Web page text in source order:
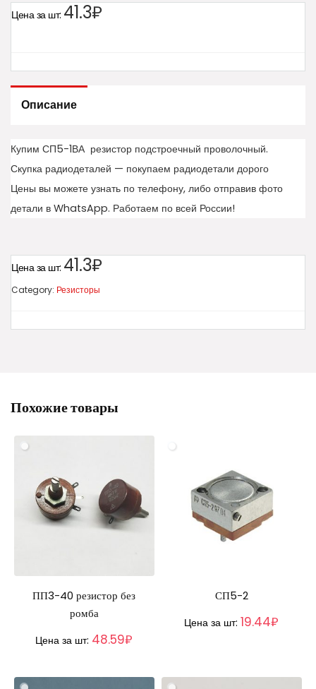
Цена за шт: 41.3₽
Описание
Купим СП5-1ВА резистор подстроечный проволочный.
Скупка радиодеталей — покупаем радиодетали дорого
Цены вы можете узнать по телефону, либо отправив фото
детали в WhatsApp. Работаем по всей России!
Цена за шт: 41.3₽
Category: Резисторы
Похожие товары
ПП3-40 резистор без
ромба
Цена за шт: 48.59₽
СП5-2
Цена за шт:19.44₽